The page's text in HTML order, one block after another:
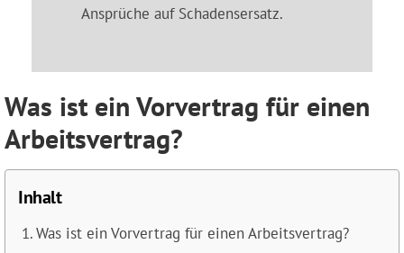
Ansprüche auf Schadensersatz.
Was ist ein Vorvertrag für einen
Arbeitsvertrag?
Inhalt
Was ist ein Vorvertrag für einen Arbeitsvertrag?